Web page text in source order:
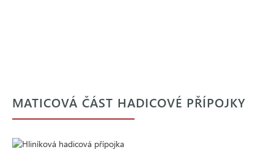
MATICOVÁ ČÁST HADICOVÉ PŘÍPOJKY